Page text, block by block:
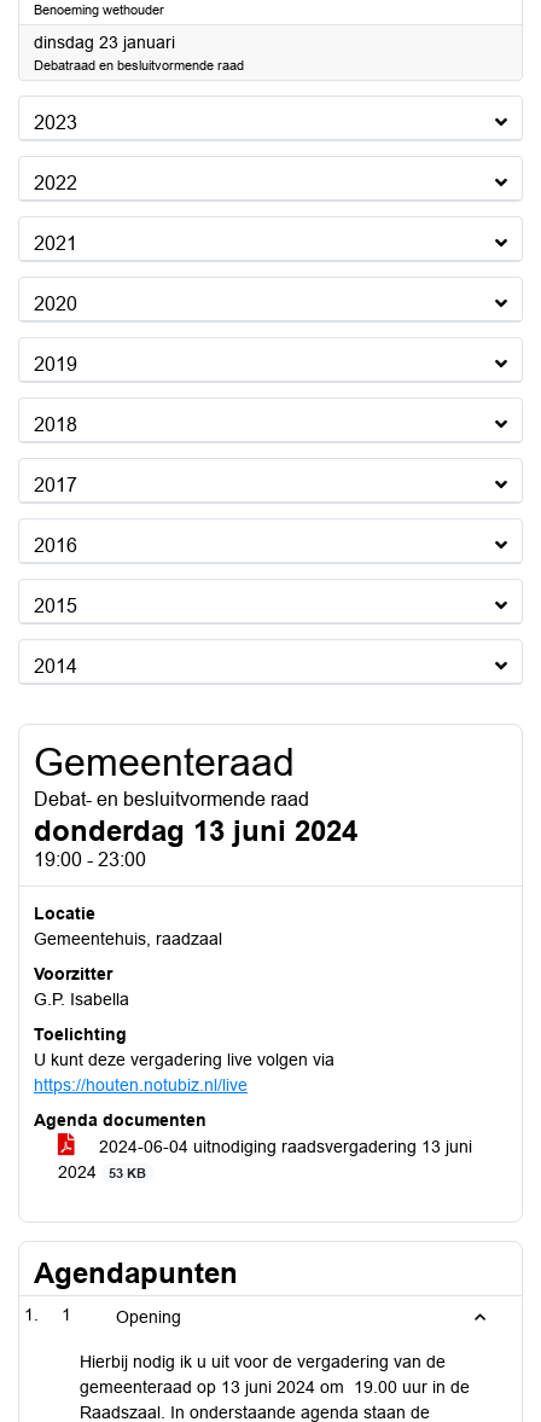
Benoeming wethouder
dinsdag 23 januari2024
Debatraad en besluitvormende raad
2023
2022
2021
2020
2019
2018
2017
2016
2015
2014
Gemeenteraad
Debat- en besluitvormende raad
donderdag 13 juni 2024
19:00 - 23:00
Locatie
Gemeentehuis, raadzaal
Voorzitter
G.P. Isabella
Toelichting
U kunt deze vergadering live volgen via
https://houten.notubiz.nl/live
Agenda documenten
2024-06-04 uitnodiging raadsvergadering 13 juni
2024
53 KB
Agendapunten
1 Opening
Hierbij nodig ik u uit voor de vergadering van de
gemeenteraad op 13 juni 2024 om 19.00 uur in de
Raadszaal. In onderstaande agenda staan de